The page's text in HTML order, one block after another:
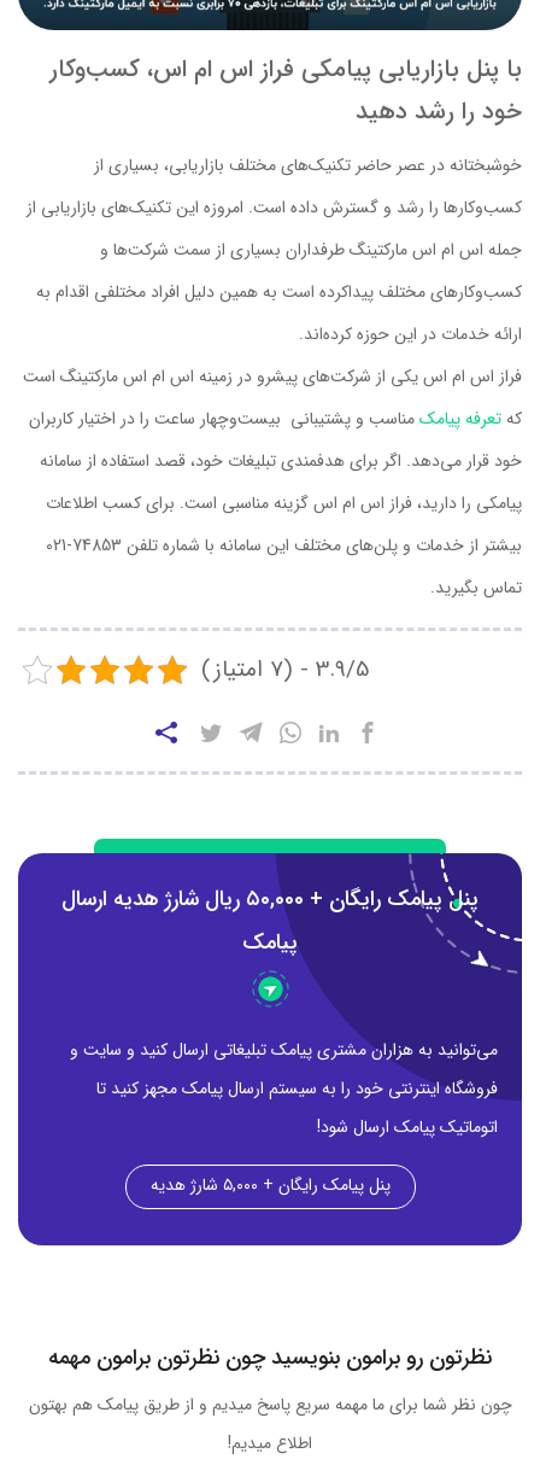
با پنل بازاریابی پیامکی فراز اس ام اس، کسب‌وکار
خود را رشد دهید
خوشبختانه در عصر حاضر تکنیک‌های مختلف بازاریابی، بسیاری از
کسب‌وکارها را رشد و گسترش داده است. امروزه این تکنیک‌های بازاریابی از
جمله اس ام اس مارکتینگ طرفداران بسیاری از سمت شرکت‌ها و
کسب‌وکارهای مختلف پیداکرده است به همین دلیل افراد مختلفی اقدام به
ارائه خدمات در این حوزه کرده‌اند.
فراز اس ام اس یکی از شرکت‌های پیشرو در زمینه اس ام اس مارکتینگ است
کهتعرفه پیامکمناسب و پشتیبانی بیست‌وچهار ساعت را در اختیار کاربران
خود قرار می‌دهد. اگر برای هدفمندی تبلیغات خود، قصد استفاده از سامانه
پیامکی را دارید، فراز اس ام اس گزینه مناسبی است. برای کسب اطلاعات
بیشتر از خدمات و پلن‌های مختلف این سامانه با شماره تلفن 74853-021
تماس بگیرید.
3.9/5 - (7 امتیاز)
پنل پیامک رایگان + ۵0,000 ریال شارژ هدیه ارسال
پیامک
می‌توانید به هزاران مشتری پیامک تبلیغاتی ارسال کنید و سایت و
فروشگاه اینترنتی خود را به سیستم ارسال پیامک مجهز کنید تا
اتوماتیک پیامک ارسال شود!
پنل پیامک رایگان + ۵,۰۰۰ شارژ هدیه
نظرتون رو برامون بنویسید چون نظرتون برامون مهمه
چون نظر شما برای ما مهمه سریع پاسخ میدیم و از طریق پیامک هم بهتون
اطلاع میدیم!